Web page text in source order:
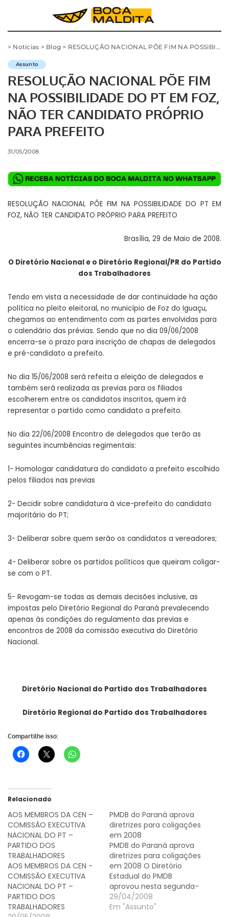
> Notícias > Blog > RESOLUÇÃO NACIONAL PÕE FIM NA POSSIBILIDADE DO PT EM FOZ, NÃO TER CANDIDATO PRÓPRIO PARA PREFEITO
Assunto
RESOLUÇÃO NACIONAL PÕE FIM
NA POSSIBILIDADE DO PT EM FOZ,
NÃO TER CANDIDATO PRÓPRIO
PARA PREFEITO
31/05/2008
RESOLUÇÃO NACIONAL PÕE FIM NA POSSIBILIDADE DO PT EM
FOZ, NÃO TER CANDIDATO PRÓPRIO PARA PREFEITO
Brasília, 29 de Maio de 2008.
O Diretório Nacional e o Diretório Regional/PR do Partido
dos Trabalhadores
Tendo em vista a necessidade de dar continuidade ha ação
política no pleito eleitoral, no município de Foz do Iguaçu,
chegamos ao entendimento com as partes envolvidas para
o calendário das prévias. Sendo que no dia 09/06/2008
encerra-se o prazo para inscrição de chapas de delegados
e pré-candidato a prefeito.
No dia 15/06/2008 será refeita a eleição de delegados e
também será realizada as previas para os filiados
escolherem entre os candidatos inscritos, quem irá
representar o partido como candidato a prefeito.
No dia 22/06/2008 Encontro de delegados que terão as
seguintes incumbências regimentais:
1- Homologar candidatura do candidato a prefeito escolhido
pelos filiados nas previas
2- Decidir sobre candidatura à vice-prefeito do candidato
majoritário do PT;
3- Deliberar sobre quem serão os candidatos a vereadores;
4- Deliberar sobre os partidos políticos que queiram coligar-
se com o PT.
5- Revogam-se todas as demais decisões inclusive, as
impostas pelo Diretório Regional do Paraná prevalecendo
apenas às condições do regulamento das previas e
encontros de 2008 da comissão executiva do Diretório
Nacional.
Diretório Nacional do Partido dos Trabalhadores
Diretório Regional do Partido dos Trabalhadores
Compartilhe isso:
Relacionado
AOS MEMBROS DA CEN –
COMISSÃO EXECUTIVA
NACIONAL DO PT –
PARTIDO DOS
TRABALHADORES
AOS MEMBROS DA CEN -
COMISSÃO EXECUTIVA
NACIONAL DO PT –
PARTIDO DOS
TRABALHADORES
PMDB do Paraná aprova
diretrizes para coligações
em 2008
PMDB do Paraná aprova
diretrizes para coligações
em 2008 O Diretório
Estadual do PMDB
aprovou nesta segunda-
feira (27) as diretrizes
para as coligações
29/04/2008
Em "Assunto"